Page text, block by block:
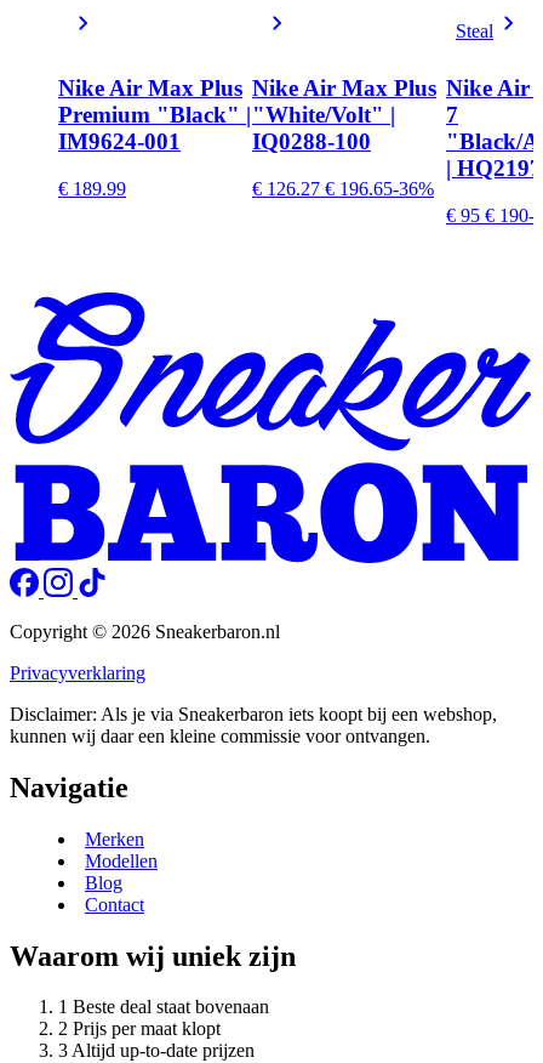
Nike Air Max Plus
Premium "Black" |
IM9624-001
€ 189.99
Nike Air Max Plus
"White/Volt" |
IQ0288-100
€ 126.27 € 196.65-36%
Steal
Nike Air
7
"Black/
|
€ 95 € 190-
Copyright © 2026 Sneakerbaron.nl
Privacyverklaring
Disclaimer: Als je via Sneakerbaron iets koopt bij een webshop,
kunnen wij daar een kleine commissie voor ontvangen.
Navigatie
Merken
Modellen
Blog
Contact
Waarom wij uniek zijn
Beste deal staat bovenaan
Prijs per maat klopt
Altijd up-to-date prijzen